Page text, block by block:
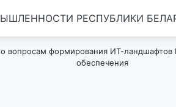
РЕСПУБЛИКИ
вопросам формирования ИТ-
обеспечения